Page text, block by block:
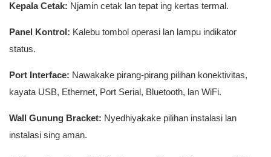
Kepala Cetak: Njamin cetak lan tepat ing kertas termal.
Panel Kontrol: Kalebu tombol operasi lan lampu indikator
status.
Port Interface: Nawakake pirang-pirang pilihan konektivitas,
kayata USB, Ethernet, Port Serial, Bluetooth, lan WiFi.
Wall Gunung Bracket: Nyedhiyakake pilihan instalasi lan
instalasi sing aman.